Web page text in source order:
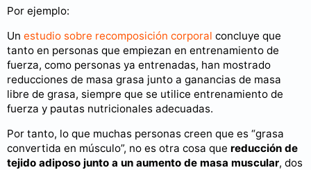
Por ejemplo:
Un estudio sobre recomposición corporal concluye que
tanto en personas que empiezan en entrenamiento de
fuerza, como personas ya entrenadas, han mostrado
reducciones de masa grasa junto a ganancias de masa
libre de grasa, siempre que se utilice entrenamiento de
fuerza y pautas nutricionales adecuadas.
Por tanto, lo que muchas personas creen que es “grasa
convertida en músculo”, no es otra cosa que reducción de
tejido adiposo junto a un aumento de masa muscular, dos